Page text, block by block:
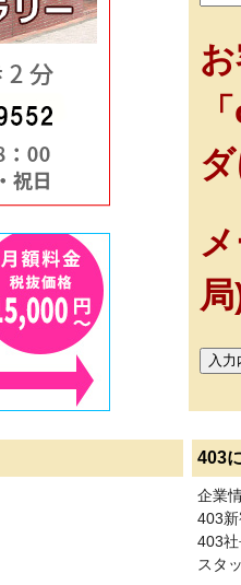
403
企業
403
403
スタ